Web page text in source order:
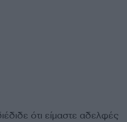
ότι είμαστε αδελφές